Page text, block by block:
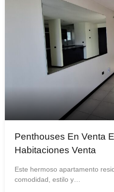
Penthouses En Venta
Habitaciones Venta
Este hermoso apartamento
comodidad, estilo y…